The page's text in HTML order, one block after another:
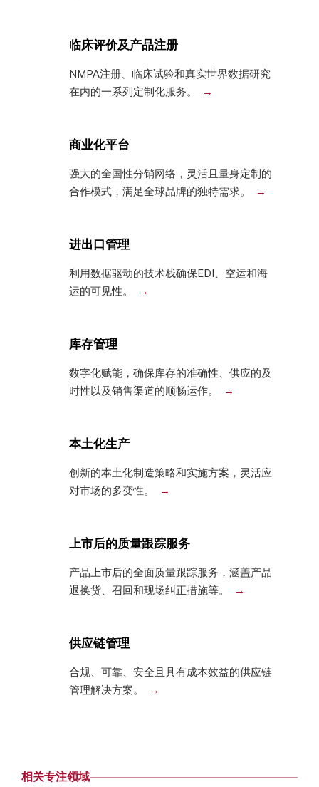
临床评价及产品注册
NMPA注册、临床试验和真实世界数据研究
在内的一系列定制化服务。
商业化平台
强大的全国性分销网络，灵活且量身定制的
合作模式，满足全球品牌的独特需求。
进出口管理
利用数据驱动的技术栈确保EDI、空运和海
运的可见性。
库存管理
数字化赋能，确保库存的准确性、供应的及
时性以及销售渠道的顺畅运作。
本土化生产
创新的本土化制造策略和实施方案，灵活应
对市场的多变性。
上市后的质量跟踪服务
产品上市后的全面质量跟踪服务，涵盖产品
退换货、召回和现场纠正措施等。
供应链管理
合规、可靠、安全且具有成本效益的供应链
管理解决方案。
相关专注领域